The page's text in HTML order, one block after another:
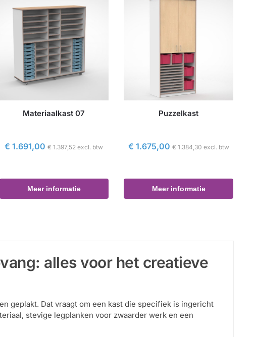
Materiaalkast 07
€ 1.691,00 € 1.397,52 excl. btw
Meer informatie
Puzzelkast
€ 1.675,00 € 1.384,30 excl. btw
Meer informatie
alles voor het creatieve
geplakt. Dat vraagt om een kast die specifiek is ingericht
stevige legplanken voor zwaarder werk en een